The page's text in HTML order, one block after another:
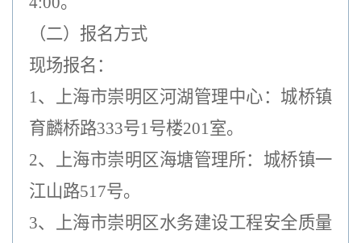
（二）报名方式
现场报名：
1、上海市崇明区河湖管理中心：城桥镇
育麟桥路333号1号楼201室。
2、上海市崇明区海塘管理所：城桥镇一
江山路517号。
3、上海市崇明区水务建设工程安全质量